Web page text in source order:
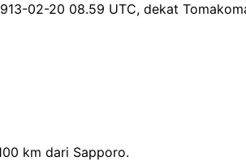
02-20 08.59 UTC, dekat
km dari Sapporo.